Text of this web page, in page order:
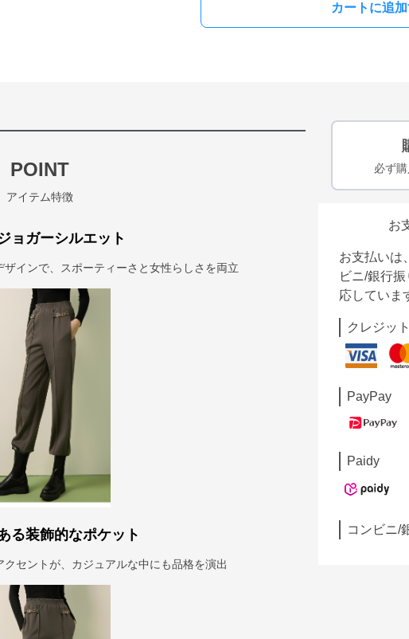
カートに追
POINT
アイテム特徴
ョガーシルエット
インで、スポーティーさと女性らしさを両立
る装飾的なポケット
セントが、カジュアルな中にも品格を演出
必ず
お
お支払いは
ビニ/銀行
応していま
クレジッ
PayPay
Paidy
コンビニ/